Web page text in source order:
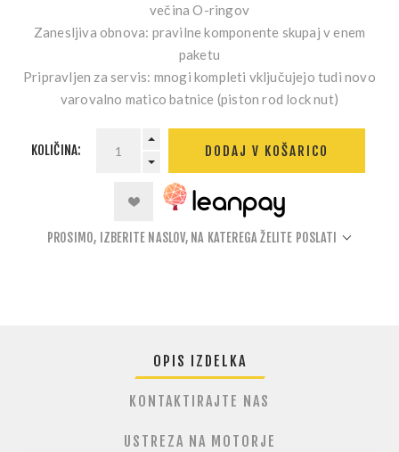
večina O-ringov
Zanesljiva obnova: pravilne komponente skupaj v enem
paketu
Pripravljen za servis: mnogi kompleti vključujejo tudi novo
varovalno matico batnice (piston rod lock nut)
KOLIČINA: DODAJ V KOŠARICO
PROSIMO, IZBERITE NASLOV, NA KATEREGA ŽELITE POSLATI
OPIS IZDELKA
KONTAKTIRAJTE NAS
USTREZA NA MOTORJE